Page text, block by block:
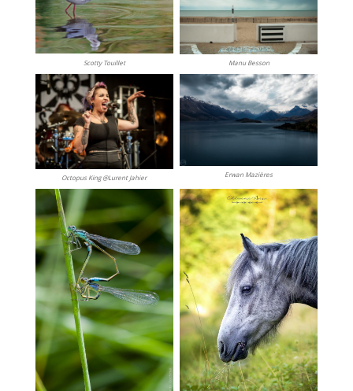
Scotty Touillet Manu Besson
Octopus King @Lurent Jahier Erwan Mazières